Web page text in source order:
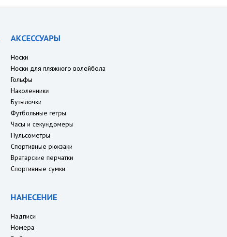
АКСЕССУАРЫ
Носки
Носки для пляжного волейбола
Гольфы
Наколенники
Бутылочки
Футбольные гетры
Часы и секундомеры
Пульсометры
Спортивные рюкзаки
Вратарские перчатки
Спортивные сумки
НАНЕСЕНИЕ
Надписи
Номера